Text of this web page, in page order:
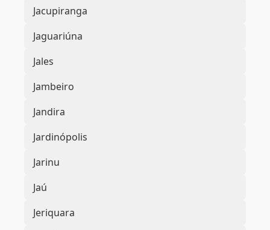
Jacupiranga
Jaguariúna
Jales
Jambeiro
Jandira
Jardinópolis
Jarinu
Jaú
Jeriquara